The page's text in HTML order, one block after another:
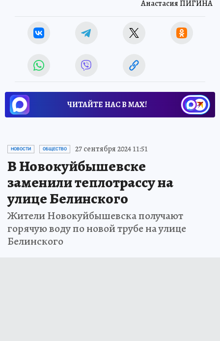
Анастасия ПИГИНА
ЧИТАЙТЕ НАС В МАХ!
НОВОСТИ ОБЩЕСТВО 27 сентября 2024 11:51
В Новокуйбышевске
заменили теплотрассу на
улице Белинского
Жители Новокуйбышевска получают
горячую воду по новой трубе на улице
Белинского